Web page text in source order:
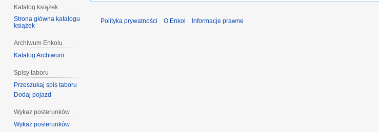
Katalog książek
Strona główna katalogu
książek
Archiwum Enkolu
Katalog Archiwum
Spisy taboru
Przeszukaj spis taboru
Dodaj pojazd
Wykaz posterunków
Wykaz posterunków
Polityka prywatności O Enkol Informacje prawne